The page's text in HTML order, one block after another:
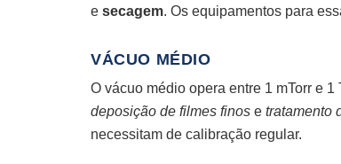
e secagem. Os equipamentos para
VÁCUO MÉDIO
O vácuo médio opera entre 1 mTorr e
deposição de filmes finos e tratamento
necessitam de calibração regular.